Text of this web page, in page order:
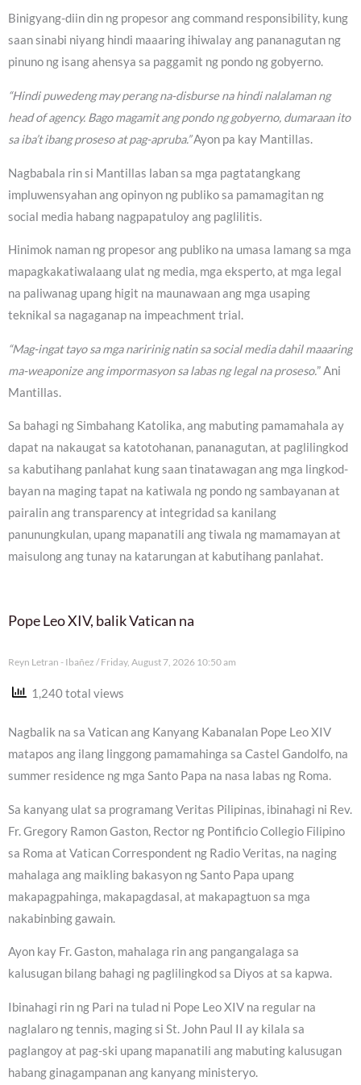
Binigyang-diin din ng propesor ang command responsibility, kung
saan sinabi niyang hindi maaaring ihiwalay ang pananagutan ng
pinuno ng isang ahensya sa paggamit ng pondo ng gobyerno.
“Hindi puwedeng may perang na-disburse na hindi nalalaman ng
head of agency. Bago magamit ang pondo ng gobyerno, dumaraan ito
sa iba’t ibang proseso at pag-apruba.”Ayon pa kay Mantillas.
Nagbabala rin si Mantillas laban sa mga pagtatangkang
impluwensyahan ang opinyon ng publiko sa pamamagitan ng
social media habang nagpapatuloy ang paglilitis.
Hinimok naman ng propesor ang publiko na umasa lamang sa mga
mapagkakatiwalaang ulat ng media, mga eksperto, at mga legal
na paliwanag upang higit na maunawaan ang mga usaping
teknikal sa nagaganap na impeachment trial.
“Mag-ingat tayo sa mga naririnig natin sa social media dahil maaaring
ma-weaponize ang impormasyon sa labas ng legal na proseso.” Ani
Mantillas.
Sa bahagi ng Simbahang Katolika, ang mabuting pamamahala ay
dapat na nakaugat sa katotohanan, pananagutan, at paglilingkod
sa kabutihang panlahat kung saan tinatawagan ang mga lingkod-
bayan na maging tapat na katiwala ng pondo ng sambayanan at
pairalin ang transparency at integridad sa kanilang
panunungkulan, upang mapanatili ang tiwala ng mamamayan at
maisulong ang tunay na katarungan at kabutihang panlahat.
Pope Leo XIV, balik Vatican na
Reyn Letran - Ibañez Friday, August 7, 2026 10:50 am
1,240 total views
Nagbalik na sa Vatican ang Kanyang Kabanalan Pope Leo XIV
matapos ang ilang linggong pamamahinga sa Castel Gandolfo, na
summer residence ng mga Santo Papa na nasa labas ng Roma.
Sa kanyang ulat sa programang Veritas Pilipinas, ibinahagi ni Rev.
Fr. Gregory Ramon Gaston, Rector ng Pontificio Collegio Filipino
sa Roma at Vatican Correspondent ng Radio Veritas, na naging
mahalaga ang maikling bakasyon ng Santo Papa upang
makapagpahinga, makapagdasal, at makapagtuon sa mga
nakabinbing gawain.
Ayon kay Fr. Gaston, mahalaga rin ang pangangalaga sa
kalusugan bilang bahagi ng paglilingkod sa Diyos at sa kapwa.
Ibinahagi rin ng Pari na tulad ni Pope Leo XIV na regular na
naglalaro ng tennis, maging si St. John Paul II ay kilala sa
paglangoy at pag-ski upang mapanatili ang mabuting kalusugan
habang ginagampanan ang kanyang ministeryo.